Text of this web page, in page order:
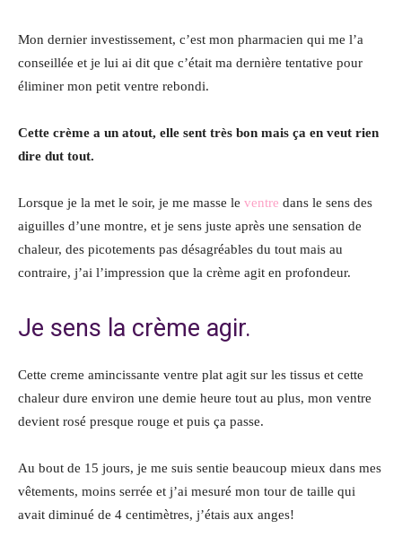
Mon dernier investissement, c’est mon pharmacien qui me l’a
conseillée et je lui ai dit que c’était ma dernière tentative pour
éliminer mon petit ventre rebondi.
Cette crème a un atout, elle sent très bon mais ça en veut rien
dire dut tout.
Lorsque je la met le soir, je me masse le ventre dans le sens des
aiguilles d’une montre, et je sens juste après une sensation de
chaleur, des picotements pas désagréables du tout mais au
contraire, j’ai l’impression que la crème agit en profondeur.
Je sens la crème agir.
Cette creme amincissante ventre plat agit sur les tissus et cette
chaleur dure environ une demie heure tout au plus, mon ventre
devient rosé presque rouge et puis ça passe.
Au bout de 15 jours, je me suis sentie beaucoup mieux dans mes
vêtements, moins serrée et j’ai mesuré mon tour de taille qui
avait diminué de 4 centimètres, j’étais aux anges!